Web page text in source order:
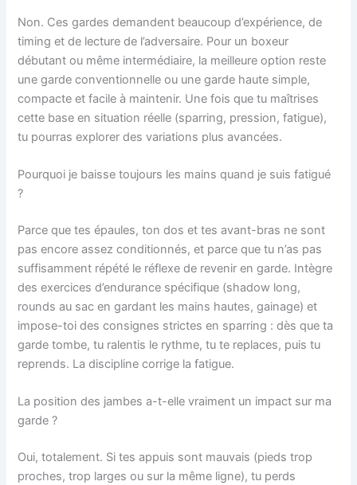
Non. Ces gardes demandent beaucoup d’expérience, de
timing et de lecture de l’adversaire. Pour un boxeur
débutant ou même intermédiaire, la meilleure option reste
une garde conventionnelle ou une garde haute simple,
compacte et facile à maintenir. Une fois que tu maîtrises
cette base en situation réelle (sparring, pression, fatigue),
tu pourras explorer des variations plus avancées.
Pourquoi je baisse toujours les mains quand je suis fatigué
?
Parce que tes épaules, ton dos et tes avant-bras ne sont
pas encore assez conditionnés, et parce que tu n’as pas
suffisamment répété le réflexe de revenir en garde. Intègre
des exercices d’endurance spécifique (shadow long,
rounds au sac en gardant les mains hautes, gainage) et
impose-toi des consignes strictes en sparring : dès que ta
garde tombe, tu ralentis le rythme, tu te replaces, puis tu
reprends. La discipline corrige la fatigue.
La position des jambes a-t-elle vraiment un impact sur ma
garde ?
Oui, totalement. Si tes appuis sont mauvais (pieds trop
proches, trop larges ou sur la même ligne), tu perds